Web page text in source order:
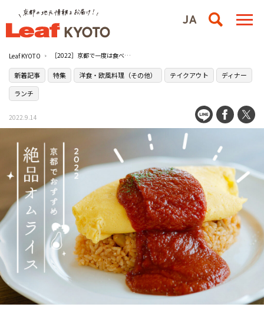
Leaf KYOTO ［2022］京都で一度は食べてほしい！おすすめオムライス7選
新着記事 特集 洋食・欧風料理（その他） テイクアウト
ディナー
ランチ
2022.9.14